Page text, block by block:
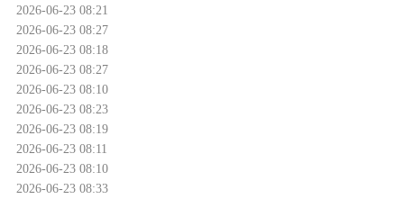
2026-06-23 08:21
2026-06-23 08:27
2026-06-23 08:18
2026-06-23 08:27
2026-06-23 08:10
2026-06-23 08:23
2026-06-23 08:19
2026-06-23 08:11
2026-06-23 08:10
2026-06-23 08:33